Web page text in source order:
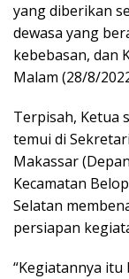
yang diberikan
dewasa yang
kebebasan, dan
Malam (28/8/
Terpisah, Ketua
temui di
Makassar
Kecamatan
Selatan
persiapan
“Kegiatannya itu